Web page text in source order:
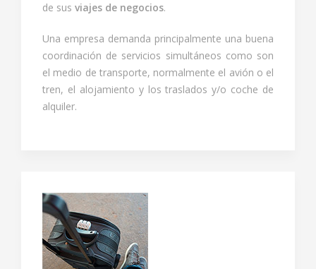
de sus viajes de negocios.
Una empresa demanda principalmente una buena
coordinación de servicios simultáneos como son
el medio de transporte, normalmente el avión o el
tren, el alojamiento y los traslados y/o coche de
alquiler.